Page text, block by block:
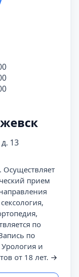
13
прием
по
по
и
от 18 лет. →